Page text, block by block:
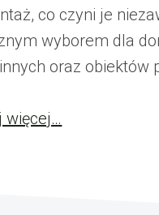
co czyni je
wyborem dla
oraz obiektów
więcej…